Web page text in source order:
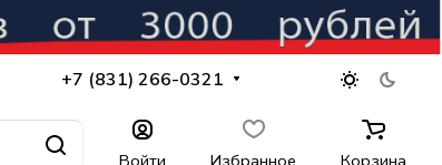
+7 (831) 266-0321